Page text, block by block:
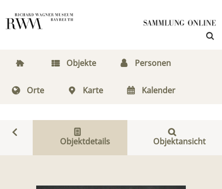
Objekte Personen
Orte Karte Kalender
Objektdetails Objektansicht